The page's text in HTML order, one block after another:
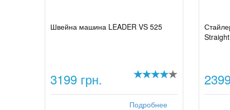
Швейна машина LEADER VS 525
3199 грн.
Подробнее
Straight